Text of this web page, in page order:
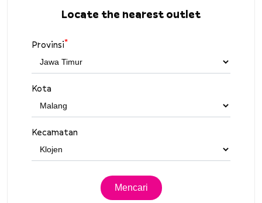
Locate the nearest outlet
Provinsi*
Kota
Kecamatan